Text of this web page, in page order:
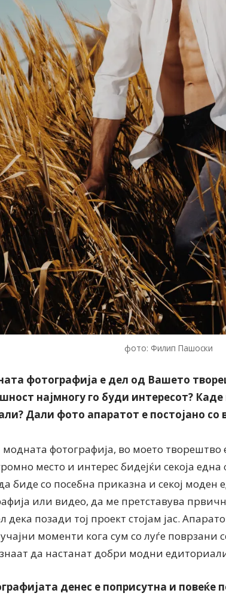
фото: Филип Пашоски
фотографија е дел од Вашето
најмногу го буди интересот?
Дали фото апаратот е постојано со
модната фотографија, во моето
место и интерес бидејќи секоја
биде со посебна приказна и секој моден
или видео, да ме претставува
дека позади тој проект стојам јас.
моменти кога сум со луѓе поврзани
да настанат добри модни
денес е поприсутна и повеќе
Модни цитати